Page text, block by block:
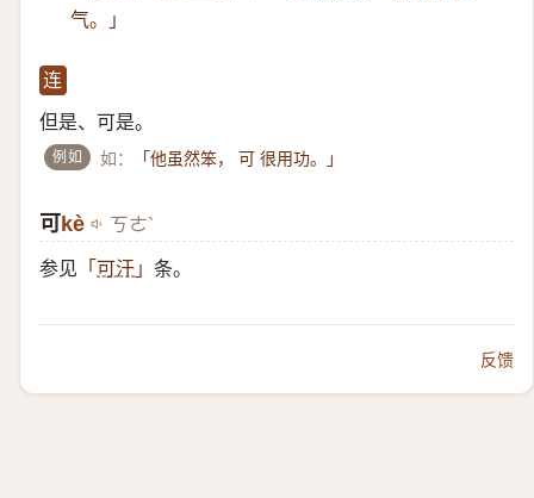
气。」
连
但是、可是。
例如 如： 「他虽然笨， 可 很用功。」
可 kè ㄎㄜˋ
参见 「 可汗 」 条。
反馈